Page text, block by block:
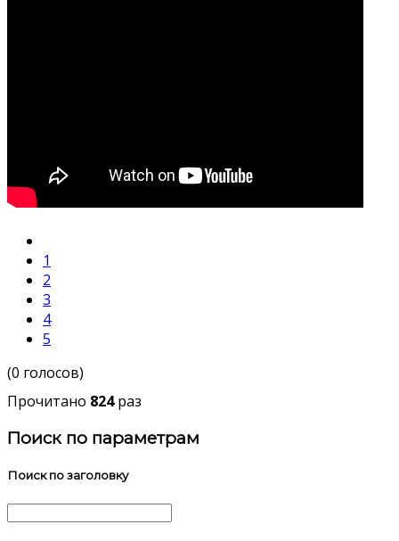
1
2
3
4
5
(0 голосов)
Прочитано 824раз
Поиск по параметрам
Поиск по заголовку